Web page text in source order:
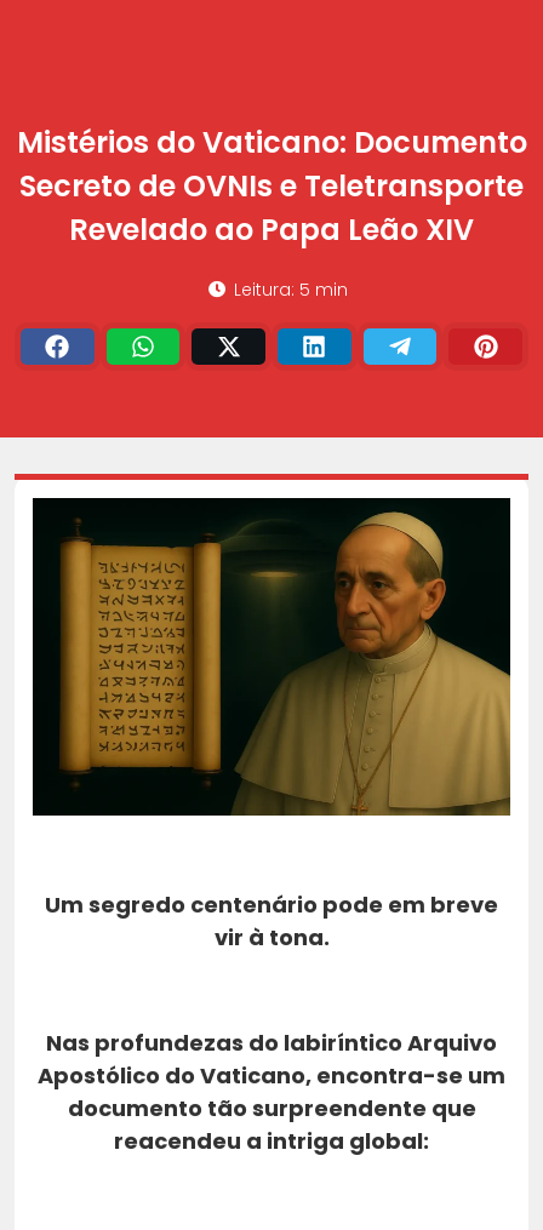
Mistérios do Vaticano: Documento
Secreto de OVNIs e Teletransporte
Revelado ao Papa Leão XIV
Leitura: 5 min
Um segredo centenário pode em breve
vir à tona.
Nas profundezas do labiríntico Arquivo
Apostólico do Vaticano, encontra-se um
documento tão surpreendente que
reacendeu a intriga global: